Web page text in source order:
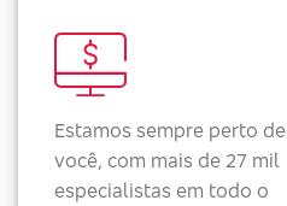
Estamos sempre perto de
você, com mais de 27 mil
especialistas em todo o